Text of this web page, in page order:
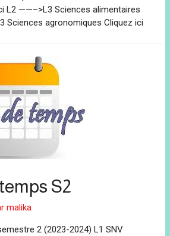
L2 ——–>L3 Sciences alimentaires
Sciences agronomiques Cliquez ici
S2
malika
2 (2023-2024) L1 SNV